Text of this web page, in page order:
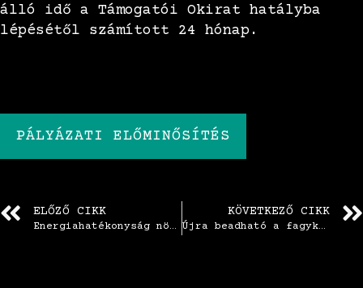
álló idő a Támogatói Okirat hatályba
lépésétől számított 24 hónap.
PÁLYÁZATI ELŐMINŐSÍTÉS
ELŐZŐ CIKK
Energiahatékonyság növelését célzó épületenergetikai fejlesztések KKV-k részére
KÖVETKEZŐ CIKK
Újra beadható a fagykár megelőzésére szolgáló fejlesztéseket támogató pályázat!